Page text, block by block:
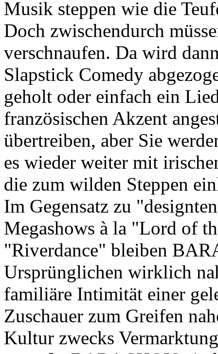
Musik steppen wie die
Doch zwischendurch
verschnaufen. Da wird
Slapstick Comedy
geholt oder einfach ein
französischen Akzent
übertreiben, aber Sie
es wieder weiter mit
die zum wilden Steppen
Im Gegensatz zu
Megashows à la "Lord of
"Riverdance" bleiben
Ursprünglichen wirklich
familiäre Intimität einer
Zuschauer zum Greifen
Kultur zwecks